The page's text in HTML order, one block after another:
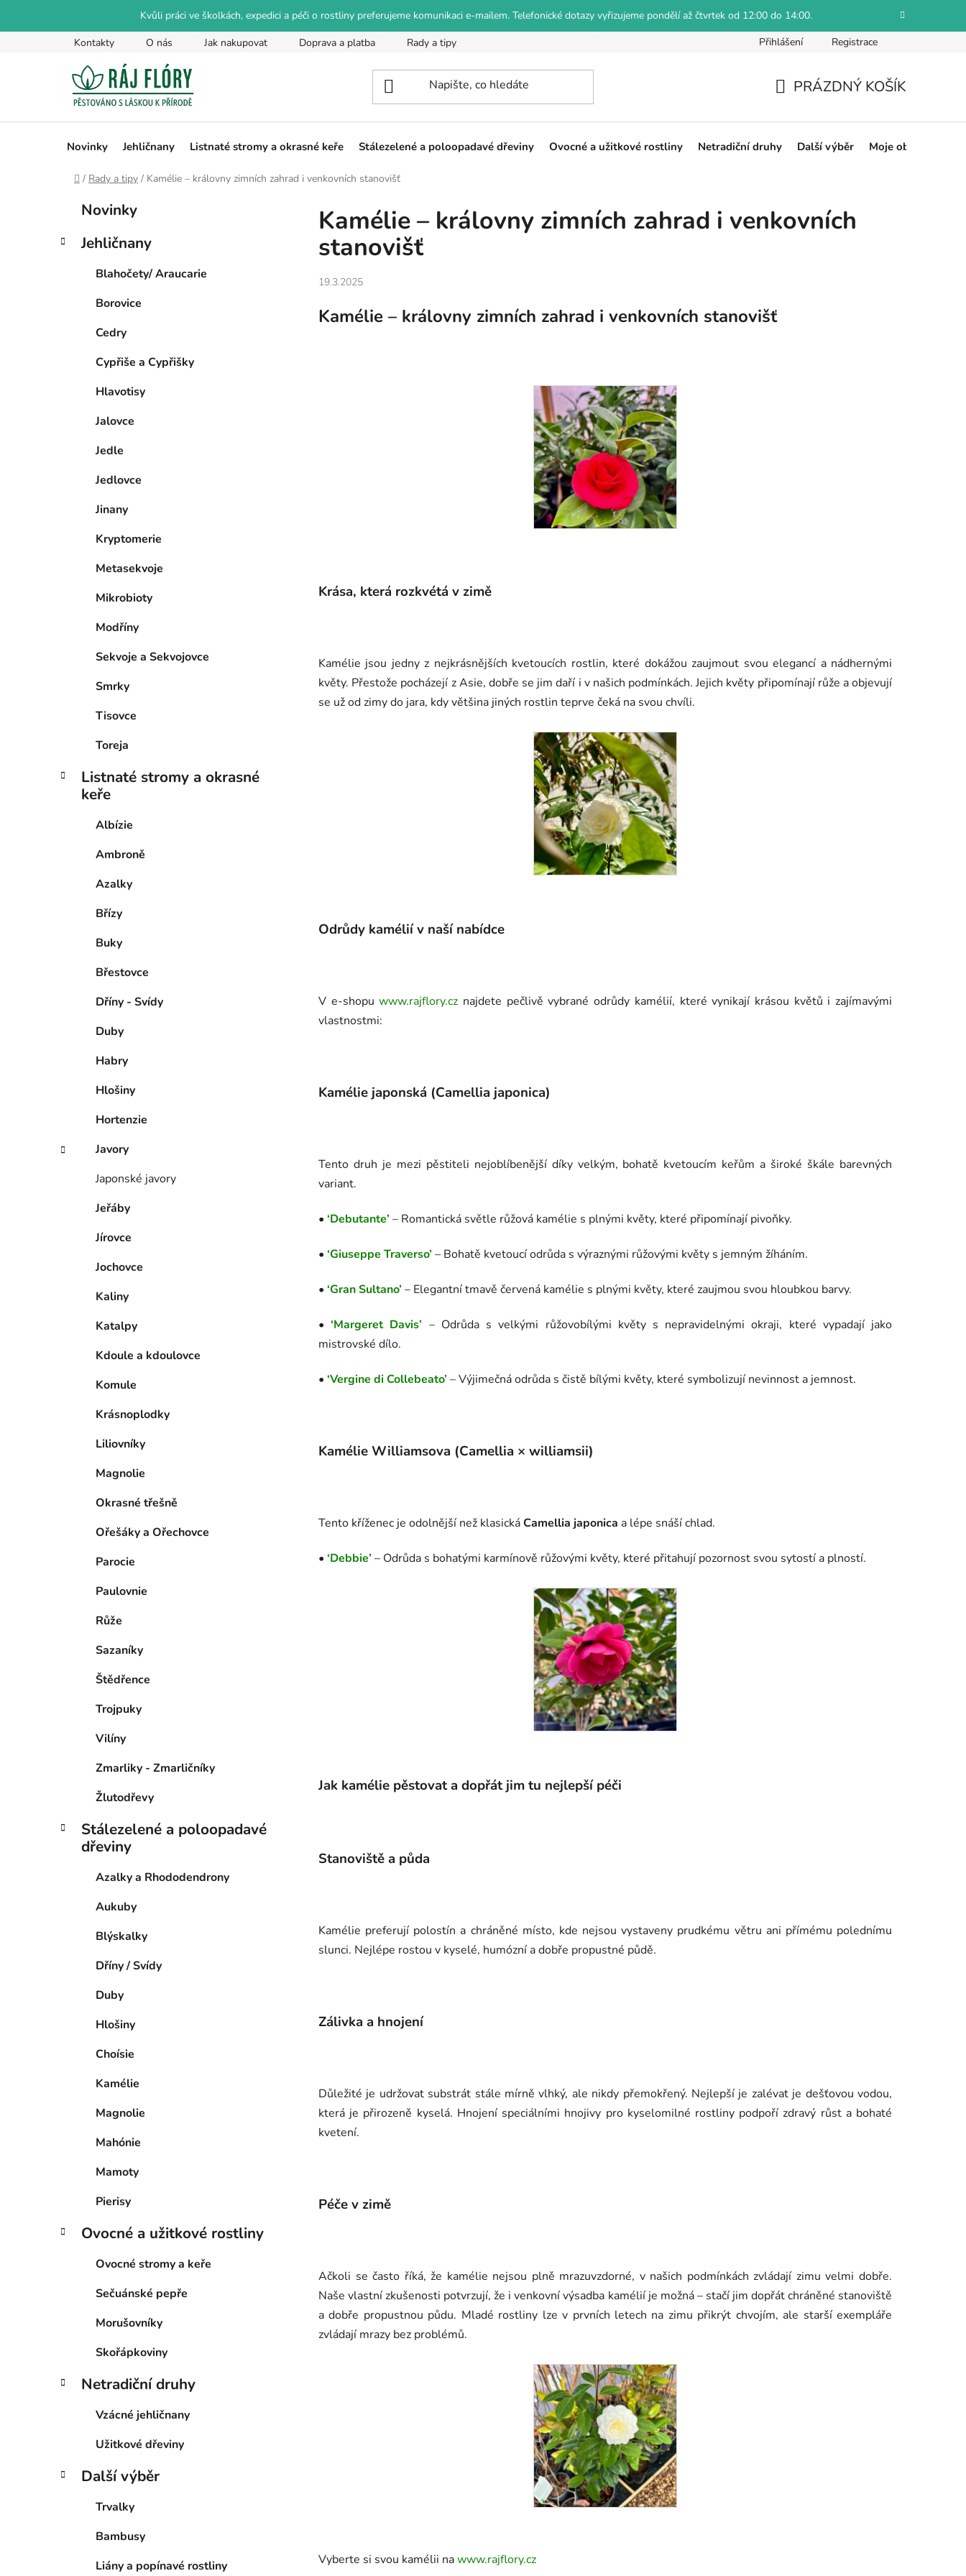
Kvůli práci ve školkách, expedici a péči o rostliny preferujeme komunikaci e-mailem. Telefonické dotazy vyřizujeme pondělí až čtvrtek od 12:00 do 14:00.
Kontakty
O nás Jak nakupovat Doprava a platba Rady a tipy Obchodní podmínky
Přihlášení Registrace
KOŠÍK
PRÁZDNÝ KOŠÍK
Novinky Jehličnany Listnaté stromy a okrasné keře Stálezelené a poloopadavé dřeviny Ovocné a užitkové rostliny Netradiční druhy Další výběr Moje objednávka
Domů
/ Rady a tipy / Kamélie – královny zimních zahrad i venkovních stanovišť
s
Přeskočit
kategorie
e
Novinky
Jehličnany
Blahočety/ Araucarie
Borovice
Cedry
Cypřiše a Cypřišky
Hlavotisy
Jalovce
Jedle
Jedlovce
Jinany
Kryptomerie
Metasekvoje
Mikrobioty
Modříny
Sekvoje a Sekvojovce
Smrky
Tisovce
Toreja
Listnaté stromy a okrasné
keře
Albízie
Ambroně
Azalky
Břízy
Buky
Břestovce
Dříny - Svídy
Duby
Habry
Hlošiny
Hortenzie
Javory
Japonské javory
Jeřáby
Jírovce
Jochovce
Kaliny
Katalpy
Kdoule a kdoulovce
Komule
Krásnoplodky
Liliovníky
Magnolie
Okrasné třešně
Ořešáky a Ořechovce
Parocie
Paulovnie
Růže
Sazaníky
Štědřence
Trojpuky
Vilíny
Zmarliky - Zmarličníky
Žlutodřevy
Stálezelené a poloopadavé
dřeviny
Azalky a Rhododendrony
Aukuby
Blýskalky
Dříny / Svídy
Duby
Hlošiny
Choísie
Kamélie
Magnolie
Mahónie
Mamoty
Pierisy
Ovocné a užitkové rostliny
Ovocné stromy a keře
Sečuánské pepře
Morušovníky
Skořápkoviny
Netradiční druhy
Vzácné jehličnany
Užitkové dřeviny
Další výběr
Trvalky
Bambusy
Liány a popínavé rostliny
Kamélie – královny zimních zahrad i venkovních
stanovišť
19.3.2025
Kamélie – královny zimních zahrad i venkovních stanovišť
Krása, která rozkvétá v zimě
Kamélie jsou jedny z nejkrásnějších kvetoucích rostlin, které dokážou zaujmout svou elegancí a nádhernými
květy. Přestože pocházejí z Asie, dobře se jim daří i v našich podmínkách. Jejich květy připomínají růže a objevují
se už od zimy do jara, kdy většina jiných rostlin teprve čeká na svou chvíli.
Odrůdy kamélií v naší nabídce
V e-shopuwww.rajflory.cz najdete pečlivě vybrané odrůdy kamélií, které vynikají krásou květů i zajímavými
vlastnostmi:
Kamélie japonská (Camellia japonica)
Tento druh je mezi pěstiteli nejoblíbenější díky velkým, bohatě kvetoucím keřům a široké škále barevných
variant.
• ‘Debutante’– Romantická světle růžová kamélie s plnými květy, které připomínají pivoňky.
• ‘Giuseppe Traverso’– Bohatě kvetoucí odrůda s výraznými růžovými květy s jemným žíháním.
• ‘Gran Sultano’– Elegantní tmavě červená kamélie s plnými květy, které zaujmou svou hloubkou barvy.
• ‘Margeret Davis’ – Odrůda s velkými růžovobílými květy s nepravidelnými okraji, které vypadají jako
mistrovské dílo.
• ‘Vergine di Collebeato’– Výjimečná odrůda s čistě bílými květy, které symbolizují nevinnost a jemnost.
Kamélie Williamsova (Camellia × williamsii)
Tento kříženec je odolnější než klasickáCamellia japonica a lépe snáší chlad.
• ‘Debbie’– Odrůda s bohatými karmínově růžovými květy, které přitahují pozornost svou sytostí a plností.
Jak kamélie pěstovat a dopřát jim tu nejlepší péči
Stanoviště a půda
Kamélie preferují polostín a chráněné místo, kde nejsou vystaveny prudkému větru ani přímému polednímu
slunci. Nejlépe rostou v kyselé, humózní a dobře propustné půdě.
Zálivka a hnojení
Důležité je udržovat substrát stále mírně vlhký, ale nikdy přemokřený. Nejlepší je zalévat je dešťovou vodou,
která je přirozeně kyselá. Hnojení speciálními hnojivy pro kyselomilné rostliny podpoří zdravý růst a bohaté
kvetení.
Péče v zimě
Ačkoli se často říká, že kamélie nejsou plně mrazuvzdorné, v našich podmínkách zvládají zimu velmi dobře.
Naše vlastní zkušenosti potvrzují, že i venkovní výsadba kamélií je možná – stačí jim dopřát chráněné stanoviště
a dobře propustnou půdu. Mladé rostliny lze v prvních letech na zimu přikrýt chvojím, ale starší exempláře
zvládají mrazy bez problémů.
Vyberte si svou kamélii nawww.rajflory.cz
Semínko